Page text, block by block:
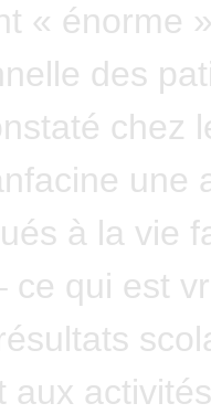
« énorme
des
chez
une
à la vie
ce qui est
aux